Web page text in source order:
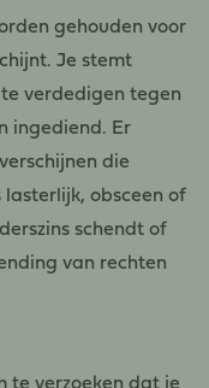
gehouden voor
Je stemt
verdedigen tegen
ingediend. Er
die
obsceen of
schendt of
van rechten